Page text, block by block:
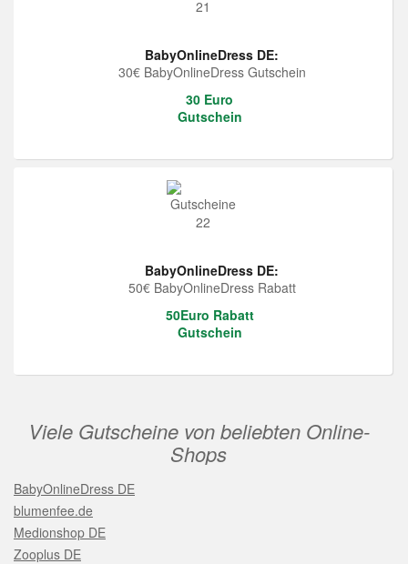
BabyOnlineDress DE:
30€ BabyOnlineDress Gutschein
30 Euro
Gutschein
BabyOnlineDress DE:
50€ BabyOnlineDress Rabatt
50Euro Rabatt
Gutschein
Viele Gutscheine von beliebten Online-
Shops
BabyOnlineDress DE
blumenfee.de
Medionshop DE
Zooplus DE